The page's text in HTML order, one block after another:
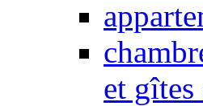
et gîtes